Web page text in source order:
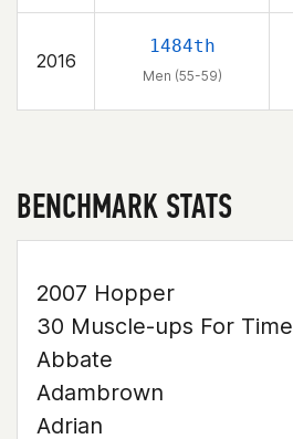
2016
1484th
Men (55-59)
BENCHMARK STATS
2007 Hopper
30 Muscle-ups For Time
Abbate
Adambrown
Adrian